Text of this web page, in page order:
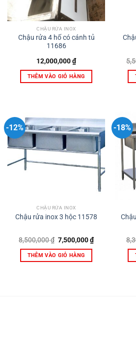
CHẬU RỬA INOX
Chậu rửa 4 hố có cánh tủ
11686
12,000,000₫
THÊM VÀO GIỎ HÀNG
-12%
CHẬU RỬA INOX
Chậu rửa inox 3 hộc 11578
8,500,000₫ Giá
gốc
là:
8,500,000 ₫.
7,500,000₫Giá
hiện
THÊM VÀO GIỎ HÀNG
-18%